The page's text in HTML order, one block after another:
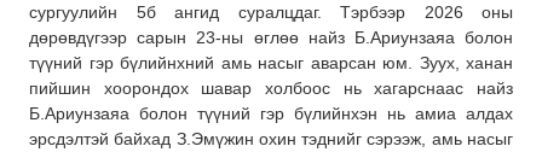
сургуулийн 5б ангид суралцдаг. Тэрбээр 2026 оны
дөрөвдүгээр сарын 23-ны өглөө найз Б.Ариунзаяа болон
түүний гэр бүлийнхний амь насыг аварсан юм. Зуух, ханан
пийшин хоорондох шавар холбоос нь хагарснаас найз
Б.Ариунзаяа болон түүний гэр бүлийнхэн нь амиа алдах
эрсдэлтэй байхад З.Эмүжин охин тэднийг сэрээж, амь насыг